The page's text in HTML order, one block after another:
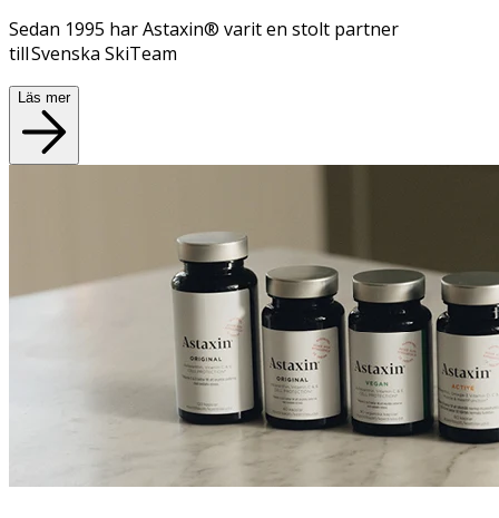
Sedan 1995 har Astaxin® varit en stolt partner
till Svenska SkiTeam
Läs mer